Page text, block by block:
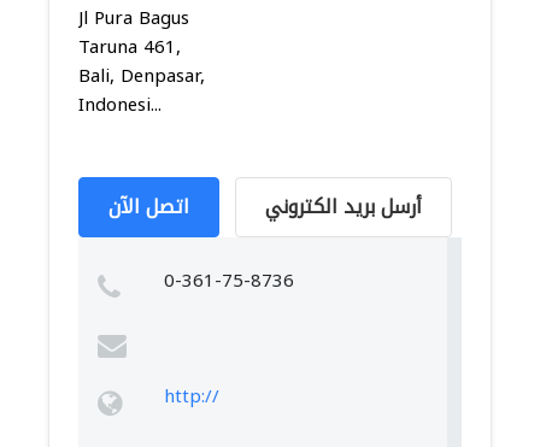
Jl Pura Bagus
Taruna 461,
Bali, Denpasar,
Indonesi...
اتصل الآن أرسل بريد الكتروني
0-361-75-8736
http://